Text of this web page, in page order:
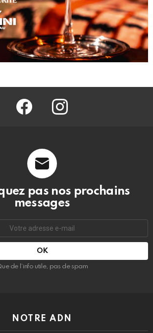
facebook @barmag.fr
pas nos prochains
messages
de l’info utile, pas de spam
NOTRE ADN